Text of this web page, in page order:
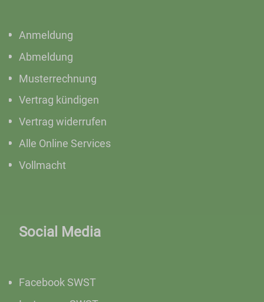
Anmeldung
Abmeldung
Musterrechnung
Vertrag kündigen
Vertrag widerrufen
Alle Online Services
Vollmacht
Social Media
Facebook SWST